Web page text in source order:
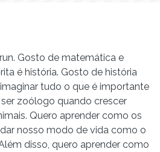
Gosto de matemática e
é história. Gosto de história
tudo o que é importante
zoólogo quando crescer
Quero aprender como os
nosso modo de vida como o
disso, quero aprender como